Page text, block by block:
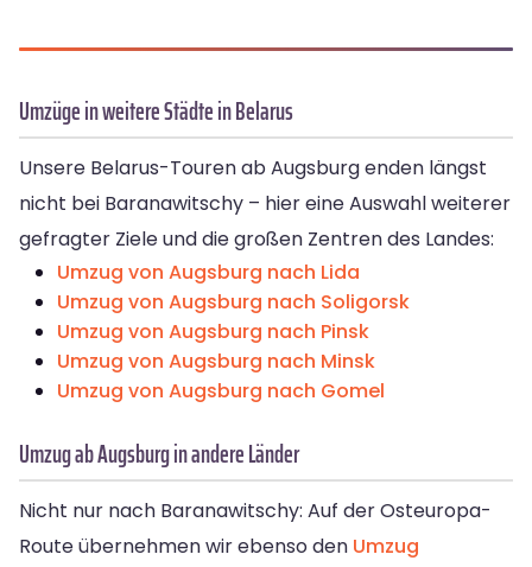
Umzüge in weitere Städte in Belarus
Unsere Belarus-Touren ab Augsburg enden längst
nicht bei Baranawitschy – hier eine Auswahl weiterer
gefragter Ziele und die großen Zentren des Landes:
Umzug von Augsburg nach Lida
Umzug von Augsburg nach Soligorsk
Umzug von Augsburg nach Pinsk
Umzug von Augsburg nach Minsk
Umzug von Augsburg nach Gomel
Umzug ab Augsburg in andere Länder
Nicht nur nach Baranawitschy: Auf der Osteuropa-
Route übernehmen wir ebenso den Umzug